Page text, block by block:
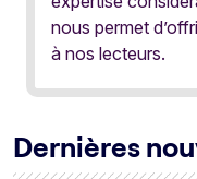
nous permet
à nos lecteurs.
Dernières